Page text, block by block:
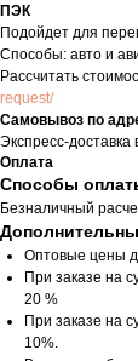
ПЭК
Подойдет для
Способы: авто и
Рассчитать
request/
Самовывоз по
Экспресс-доставка
Оплата
Способы
Безналичный
Оптовые цены
При заказе на
20 %
При заказе на
10%.